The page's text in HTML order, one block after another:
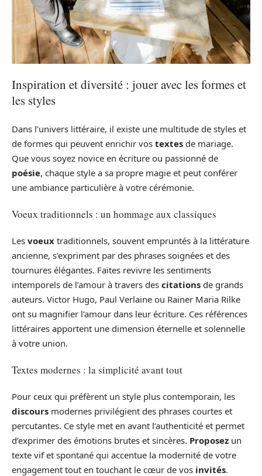
Inspiration et diversité : jouer avec les formes et
les styles
Dans l’univers littéraire, il existe une multitude de styles et
de formes qui peuvent enrichir vos textes de mariage.
Que vous soyez novice en écriture ou passionné de
poésie, chaque style a sa propre magie et peut conférer
une ambiance particulière à votre cérémonie.
Voeux traditionnels : un hommage aux classiques
Les voeux traditionnels, souvent empruntés à la littérature
ancienne, s’expriment par des phrases soignées et des
tournures élégantes. Faites revivre les sentiments
intemporels de l’amour à travers des citations de grands
auteurs. Victor Hugo, Paul Verlaine ou Rainer Maria Rilke
ont su magnifier l’amour dans leur écriture. Ces références
littéraires apportent une dimension éternelle et solennelle
à votre union.
Textes modernes : la simplicité avant tout
Pour ceux qui préfèrent un style plus contemporain, les
discours modernes privilégient des phrases courtes et
percutantes. Ce style met en avant l’authenticité et permet
d’exprimer des émotions brutes et sincères. Proposez un
texte vif et spontané qui accentue la modernité de votre
engagement tout en touchant le cœur de vos invités.